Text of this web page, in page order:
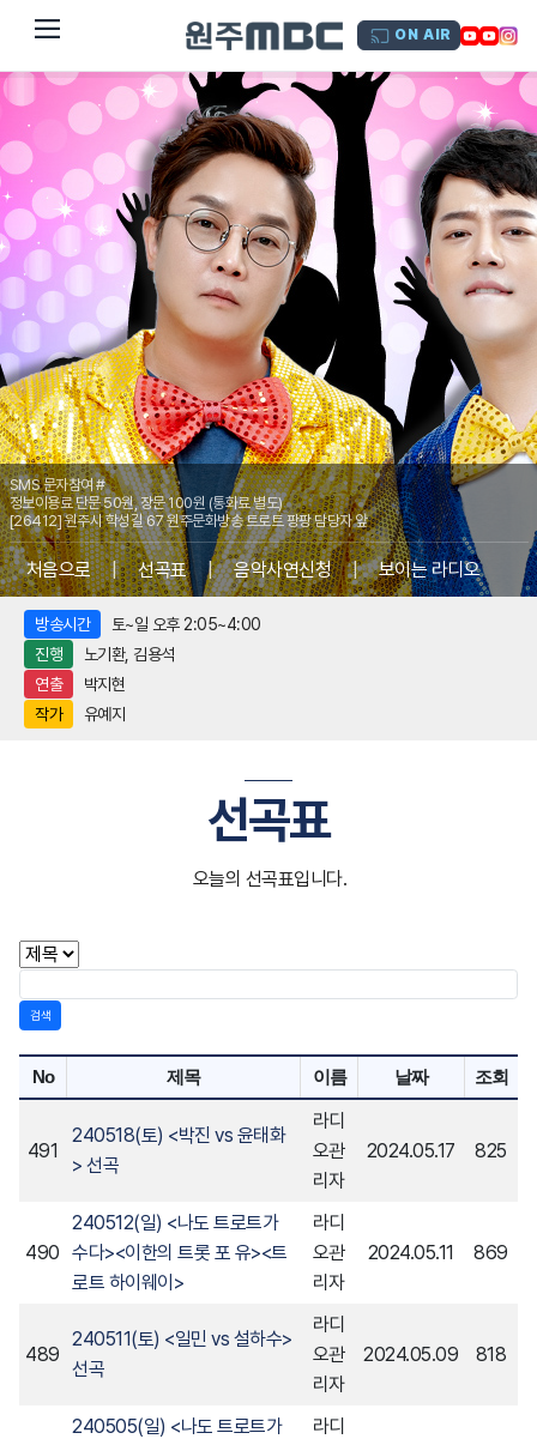
dehaze ON AIR
SMS 문자참여 #
정보이용료 단문 50원, 장문 100원 (통화료 별도)
[26412] 원주시 학성길 67 원주문화방송 트로트 팡팡 담당자 앞
처음으로 | 선곡표 | 음악사연신청 | 보이는 라디오
방송시간
토~일 오후 2:05~4:00
진행
노기환, 김용석
연출
박지현
작가
유예지
선곡표
오늘의 선곡표입니다.
검색
No 제목 이름 날짜 조회
491
240518(토) <박진 vs 윤태화
> 선곡
라디
오관
리자
2024.05.17 825
490
240512(일) <나도 트로트가
수다><이한의 트롯 포 유><트
로트 하이웨이>
라디
오관
리자
2024.05.11 869
489
240511(토) <일민 vs 설하수>
선곡
라디
오관
리자
2024.05.09 818
240505(일) <나도 트로트가
라디